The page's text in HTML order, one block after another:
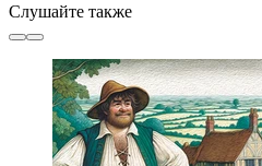
Слушайте также